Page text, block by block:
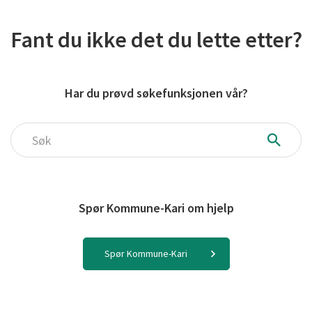
Fant du ikke det du lette etter?
Har du prøvd søkefunksjonen vår?
Søk
Spør Kommune-Kari om hjelp
Spør Kommune-Kari